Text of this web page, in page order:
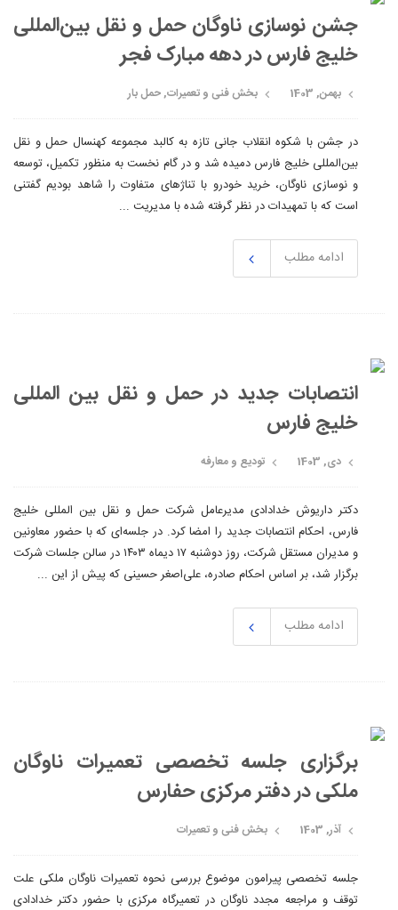
جشن نوسازی ناوگان حمل و نقل بین‌المللی
خلیج فارس در دهه مبارک فجر
بهمن, 1403 بخش فنی و تعمیرات,حمل بار
در جشن با شکوه انقلاب جانی تازه به کالبد مجموعه کهنسال حمل و نقل
بین‌المللی خلیج فارس دمیده شد و در گام نخست به منظور تکمیل، توسعه
و نوسازی ناوگان، خرید خودرو با تناژهای متفاوت را شاهد بودیم گفتنی
است که با تمهیدات در نظر گرفته شده با مدیریت ...
ادامه مطلب
انتصابات جدید در حمل و نقل بین المللی
خلیج فارس
دی, 1403 تودیع و معارفه
دکتر داریوش خدادادی مدیرعامل شرکت حمل و نقل بین المللی خلیج
فارس، احکام انتصابات جدید را امضا کرد. در جلسه‌ای که با حضور معاونین
و مدیران مستقل شرکت، روز دوشنبه ۱۷ دیماه ۱۴۰۳ در سالن جلسات شرکت
برگزار شد، بر اساس احکام صادره، علی‌اصغر حسینی که پیش از این ...
ادامه مطلب
برگزاری جلسه تخصصی تعمیرات ناوگان
ملکی در دفتر مرکزی حفارس
آذر, 1403 بخش فنی و تعمیرات
جلسه تخصصی پیرامون موضوع بررسی نحوه تعمیرات ناوگان ملکی علت
توقف و مراجعه مجدد ناوگان در تعمیرگاه مرکزی با حضور دکتر خدادادی